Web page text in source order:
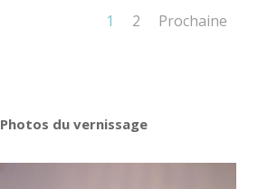
1 2 Prochaine
Photos du vernissage